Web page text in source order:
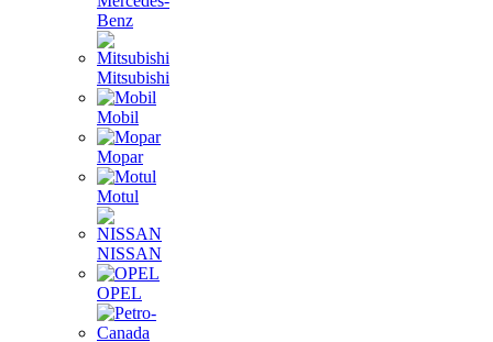
Benz
Mitsubishi
Mobil
Mopar
Motul
NISSAN
OPEL